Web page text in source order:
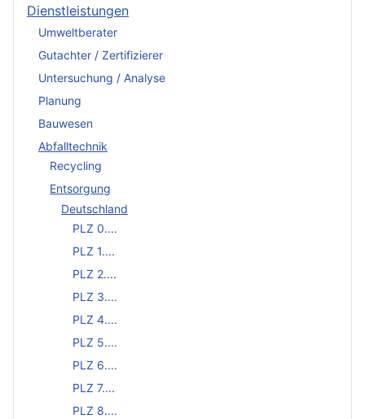
Dienstleistungen
Umweltberater
Gutachter / Zertifizierer
Untersuchung / Analyse
Planung
Bauwesen
Abfalltechnik
Recycling
Entsorgung
Deutschland
PLZ 0....
PLZ 1....
PLZ 2....
PLZ 3....
PLZ 4....
PLZ 5....
PLZ 6....
PLZ 7....
PLZ 8....